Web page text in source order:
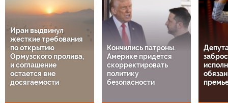
Иран выдвинул
жесткие требования
по открытию
Ормузского пролива,
и соглашение
остается вне
досягаемости
Кончились патроны.
Америке придется
скорректировать
политику
безопасности